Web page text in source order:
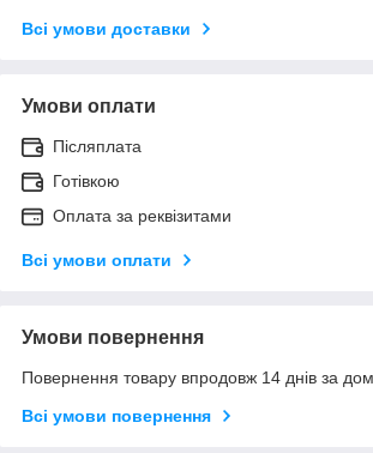
Всі умови доставки
Умови оплати
Післяплата
Готівкою
Оплата за реквізитами
Всі умови оплати
Умови повернення
Повернення товару впродовж 14 днів за
Всі умови повернення